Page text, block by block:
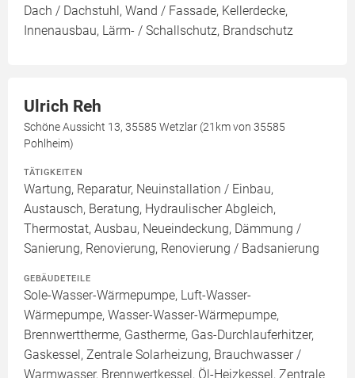
Dach / Dachstuhl, Wand / Fassade, Kellerdecke,
Innenausbau, Lärm- / Schallschutz, Brandschutz
Ulrich Reh
Schöne Aussicht 13, 35585 Wetzlar (21km von 35585
Pohlheim)
TÄTIGKEITEN
Wartung, Reparatur, Neuinstallation / Einbau,
Austausch, Beratung, Hydraulischer Abgleich,
Thermostat, Ausbau, Neueindeckung, Dämmung /
Sanierung, Renovierung, Renovierung / Badsanierung
GEBÄUDETEILE
Sole-Wasser-Wärmepumpe, Luft-Wasser-
Wärmepumpe, Wasser-Wasser-Wärmepumpe,
Brennwerttherme, Gastherme, Gas-Durchlauferhitzer,
Gaskessel, Zentrale Solarheizung, Brauchwasser /
Warmwasser, Brennwertkessel, Öl-Heizkessel, Zentrale